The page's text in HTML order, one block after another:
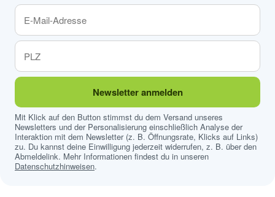
Newsletter anmelden
Mit Klick auf den Button stimmst du dem Versand unseres
Newsletters und der Personalisierung einschließlich Analyse der
Interaktion mit dem Newsletter (z. B. Öffnungsrate, Klicks auf Links)
zu. Du kannst deine Einwilligung jederzeit widerrufen, z. B. über den
Abmeldelink. Mehr Informationen findest du in unseren
Datenschutzhinweisen.